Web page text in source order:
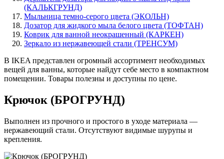
(КАЛЬКГРУНД)
Мыльница темно-серого цвета (ЭКОЛЬН)
Дозатор для жидкого мыла белого цвета (ТОФТАН)
Коврик для ванной неокрашенный (КАРКЕН)
Зеркало из нержавеющей стали (ТРЕНСУМ)
В IKEA представлен огромный ассортимент необходимых
вещей для ванны, которые найдут себе место в компактном
помещении. Товары полезны и доступны по цене.
Крючок (БРОГРУНД)
Выполнен из прочного и простого в уходе материала —
нержавеющий стали. Отсутствуют видимые шурупы и
крепления.